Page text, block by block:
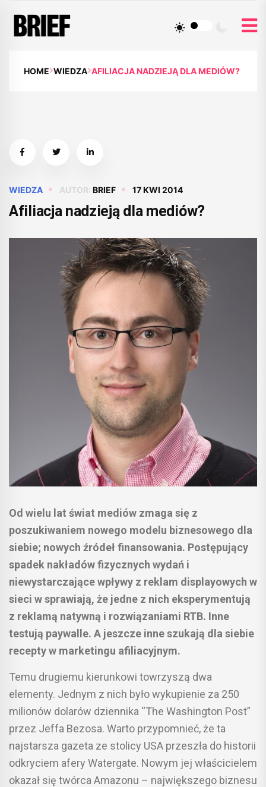
HOME WIEDZA AFILIACJA NADZIEJĄ DLA MEDIÓW?
WIEDZA AUTOR: BRIEF 17 KWI 2014
Afiliacja nadzieją dla mediów?
Od wielu lat świat mediów zmaga się z
poszukiwaniem nowego modelu biznesowego dla
siebie; nowych źródeł finansowania. Postępujący
spadek nakładów fizycznych wydań i
niewystarczające wpływy z reklam displayowych w
sieci w sprawiają, że jedne z nich eksperymentują
z reklamą natywną i rozwiązaniami RTB. Inne
testują paywalle. A jeszcze inne szukają dla siebie
recepty w marketingu afiliacyjnym.
Temu drugiemu kierunkowi towrzyszą dwa
elementy. Jednym z nich było wykupienie za 250
milionów dolarów dziennika “The Washington Post”
przez Jeffa Bezosa. Warto przypomnieć, że ta
najstarsza gazeta ze stolicy USA przeszła do historii
odkryciem afery Watergate. Nowym jej właścicielem
okazał się twórca Amazonu – największego biznesu